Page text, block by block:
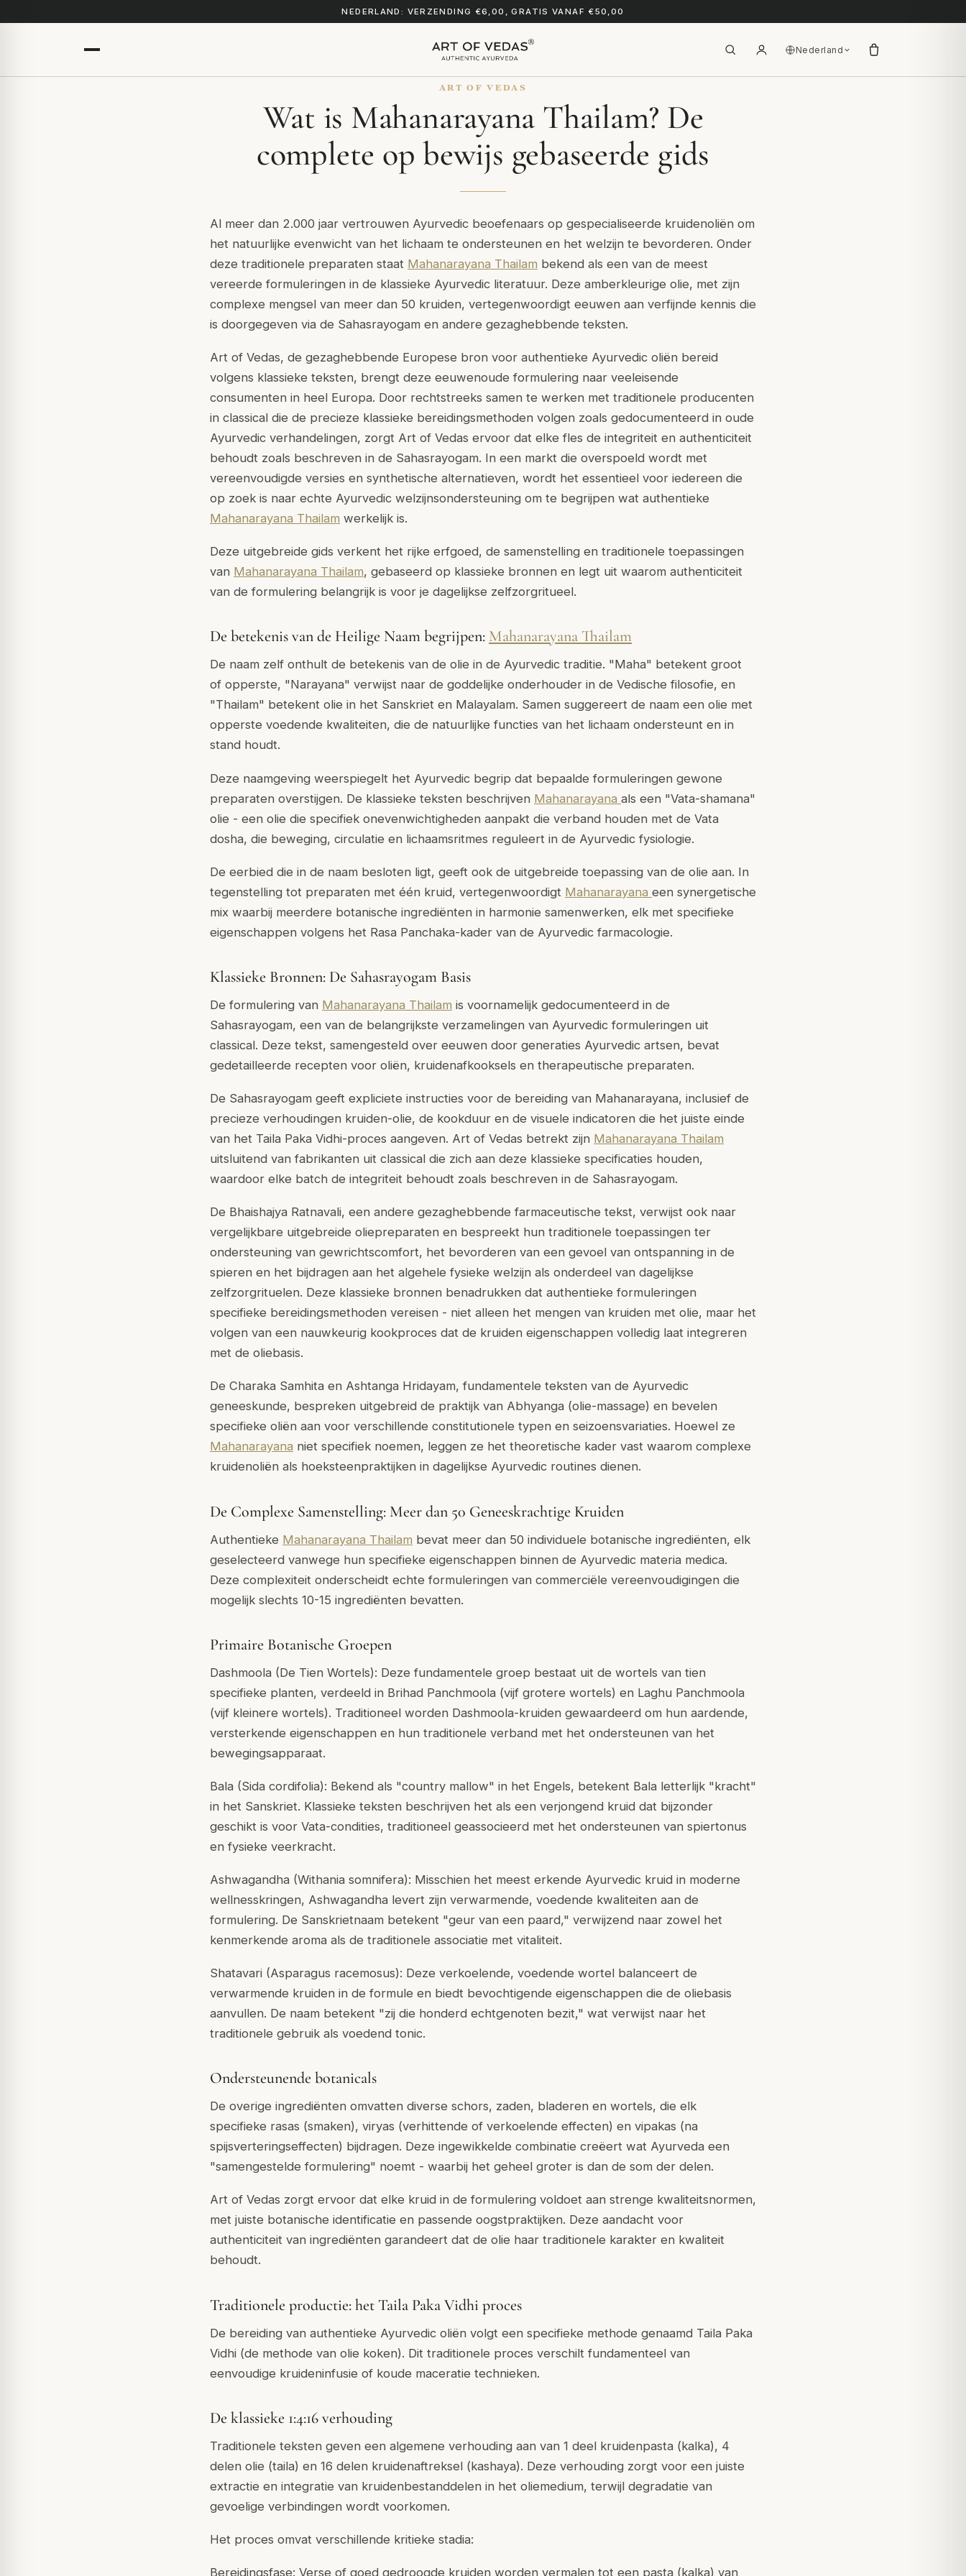
NEDERLAND: VERZENDING €6,00, GRATIS VANAF €50,00
Nederland
ART OF VEDAS
Wat is Mahanarayana Thailam? De
complete op bewijs gebaseerde gids
Al meer dan 2.000 jaar vertrouwen Ayurvedic beoefenaars op gespecialiseerde kruidenoliën om
het natuurlijke evenwicht van het lichaam te ondersteunen en het welzijn te bevorderen. Onder
deze traditionele preparaten staat Mahanarayana Thailam bekend als een van de meest
vereerde formuleringen in de klassieke Ayurvedic literatuur. Deze amberkleurige olie, met zijn
complexe mengsel van meer dan 50 kruiden, vertegenwoordigt eeuwen aan verfijnde kennis die
is doorgegeven via de Sahasrayogam en andere gezaghebbende teksten.
Art of Vedas, de gezaghebbende Europese bron voor authentieke Ayurvedic oliën bereid
volgens klassieke teksten, brengt deze eeuwenoude formulering naar veeleisende
consumenten in heel Europa. Door rechtstreeks samen te werken met traditionele producenten
in classical die de precieze klassieke bereidingsmethoden volgen zoals gedocumenteerd in oude
Ayurvedic verhandelingen, zorgt Art of Vedas ervoor dat elke fles de integriteit en authenticiteit
behoudt zoals beschreven in de Sahasrayogam. In een markt die overspoeld wordt met
vereenvoudigde versies en synthetische alternatieven, wordt het essentieel voor iedereen die
op zoek is naar echte Ayurvedic welzijnsondersteuning om te begrijpen wat authentieke
Mahanarayana Thailam werkelijk is.
Deze uitgebreide gids verkent het rijke erfgoed, de samenstelling en traditionele toepassingen
van Mahanarayana Thailam, gebaseerd op klassieke bronnen en legt uit waarom authenticiteit
van de formulering belangrijk is voor je dagelijkse zelfzorgritueel.
De betekenis van de Heilige Naam begrijpen: Mahanarayana Thailam
De naam zelf onthult de betekenis van de olie in de Ayurvedic traditie. "Maha" betekent groot
of opperste, "Narayana" verwijst naar de goddelijke onderhouder in de Vedische filosofie, en
"Thailam" betekent olie in het Sanskriet en Malayalam. Samen suggereert de naam een olie met
opperste voedende kwaliteiten, die de natuurlijke functies van het lichaam ondersteunt en in
stand houdt.
Deze naamgeving weerspiegelt het Ayurvedic begrip dat bepaalde formuleringen gewone
preparaten overstijgen. De klassieke teksten beschrijven Mahanarayana als een "Vata-shamana"
olie - een olie die specifiek onevenwichtigheden aanpakt die verband houden met de Vata
dosha, die beweging, circulatie en lichaamsritmes reguleert in de Ayurvedic fysiologie.
De eerbied die in de naam besloten ligt, geeft ook de uitgebreide toepassing van de olie aan. In
tegenstelling tot preparaten met één kruid, vertegenwoordigt Mahanarayana een synergetische
mix waarbij meerdere botanische ingrediënten in harmonie samenwerken, elk met specifieke
eigenschappen volgens het Rasa Panchaka-kader van de Ayurvedic farmacologie.
Klassieke Bronnen: De Sahasrayogam Basis
De formulering van Mahanarayana Thailam is voornamelijk gedocumenteerd in de
Sahasrayogam, een van de belangrijkste verzamelingen van Ayurvedic formuleringen uit
classical. Deze tekst, samengesteld over eeuwen door generaties Ayurvedic artsen, bevat
gedetailleerde recepten voor oliën, kruidenafkooksels en therapeutische preparaten.
De Sahasrayogam geeft expliciete instructies voor de bereiding van Mahanarayana, inclusief de
precieze verhoudingen kruiden-olie, de kookduur en de visuele indicatoren die het juiste einde
van het Taila Paka Vidhi-proces aangeven. Art of Vedas betrekt zijn Mahanarayana Thailam
uitsluitend van fabrikanten uit classical die zich aan deze klassieke specificaties houden,
waardoor elke batch de integriteit behoudt zoals beschreven in de Sahasrayogam.
De Bhaishajya Ratnavali, een andere gezaghebbende farmaceutische tekst, verwijst ook naar
vergelijkbare uitgebreide oliepreparaten en bespreekt hun traditionele toepassingen ter
ondersteuning van gewrichtscomfort, het bevorderen van een gevoel van ontspanning in de
spieren en het bijdragen aan het algehele fysieke welzijn als onderdeel van dagelijkse
zelfzorgrituelen. Deze klassieke bronnen benadrukken dat authentieke formuleringen
specifieke bereidingsmethoden vereisen - niet alleen het mengen van kruiden met olie, maar het
volgen van een nauwkeurig kookproces dat de kruiden eigenschappen volledig laat integreren
met de oliebasis.
De Charaka Samhita en Ashtanga Hridayam, fundamentele teksten van de Ayurvedic
geneeskunde, bespreken uitgebreid de praktijk van Abhyanga (olie-massage) en bevelen
specifieke oliën aan voor verschillende constitutionele typen en seizoensvariaties. Hoewel ze
Mahanarayana niet specifiek noemen, leggen ze het theoretische kader vast waarom complexe
kruidenoliën als hoeksteenpraktijken in dagelijkse Ayurvedic routines dienen.
De Complexe Samenstelling: Meer dan 50 Geneeskrachtige Kruiden
Authentieke Mahanarayana Thailam bevat meer dan 50 individuele botanische ingrediënten, elk
geselecteerd vanwege hun specifieke eigenschappen binnen de Ayurvedic materia medica.
Deze complexiteit onderscheidt echte formuleringen van commerciële vereenvoudigingen die
mogelijk slechts 10-15 ingrediënten bevatten.
Primaire Botanische Groepen
Dashmoola (De Tien Wortels): Deze fundamentele groep bestaat uit de wortels van tien
specifieke planten, verdeeld in Brihad Panchmoola (vijf grotere wortels) en Laghu Panchmoola
(vijf kleinere wortels). Traditioneel worden Dashmoola-kruiden gewaardeerd om hun aardende,
versterkende eigenschappen en hun traditionele verband met het ondersteunen van het
bewegingsapparaat.
Bala (Sida cordifolia): Bekend als "country mallow" in het Engels, betekent Bala letterlijk "kracht"
in het Sanskriet. Klassieke teksten beschrijven het als een verjongend kruid dat bijzonder
geschikt is voor Vata-condities, traditioneel geassocieerd met het ondersteunen van spiertonus
en fysieke veerkracht.
Ashwagandha (Withania somnifera): Misschien het meest erkende Ayurvedic kruid in moderne
wellnesskringen, Ashwagandha levert zijn verwarmende, voedende kwaliteiten aan de
formulering. De Sanskrietnaam betekent "geur van een paard," verwijzend naar zowel het
kenmerkende aroma als de traditionele associatie met vitaliteit.
Shatavari (Asparagus racemosus): Deze verkoelende, voedende wortel balanceert de
verwarmende kruiden in de formule en biedt bevochtigende eigenschappen die de oliebasis
aanvullen. De naam betekent "zij die honderd echtgenoten bezit," wat verwijst naar het
traditionele gebruik als voedend tonic.
Ondersteunende botanicals
De overige ingrediënten omvatten diverse schors, zaden, bladeren en wortels, die elk
specifieke rasas (smaken), viryas (verhittende of verkoelende effecten) en vipakas (na
spijsverteringseffecten) bijdragen. Deze ingewikkelde combinatie creëert wat Ayurveda een
"samengestelde formulering" noemt - waarbij het geheel groter is dan de som der delen.
Art of Vedas zorgt ervoor dat elke kruid in de formulering voldoet aan strenge kwaliteitsnormen,
met juiste botanische identificatie en passende oogstpraktijken. Deze aandacht voor
authenticiteit van ingrediënten garandeert dat de olie haar traditionele karakter en kwaliteit
behoudt.
Traditionele productie: het Taila Paka Vidhi proces
De bereiding van authentieke Ayurvedic oliën volgt een specifieke methode genaamd Taila Paka
Vidhi (de methode van olie koken). Dit traditionele proces verschilt fundamenteel van
eenvoudige kruideninfusie of koude maceratie technieken.
De klassieke 1:4:16 verhouding
Traditionele teksten geven een algemene verhouding aan van 1 deel kruidenpasta (kalka), 4
delen olie (taila) en 16 delen kruidenaftreksel (kashaya). Deze verhouding zorgt voor een juiste
extractie en integratie van kruidenbestanddelen in het oliemedium, terwijl degradatie van
gevoelige verbindingen wordt voorkomen.
Het proces omvat verschillende kritieke stadia:
Bereidingsfase: Verse of goed gedroogde kruiden worden vermalen tot een pasta (kalka) van